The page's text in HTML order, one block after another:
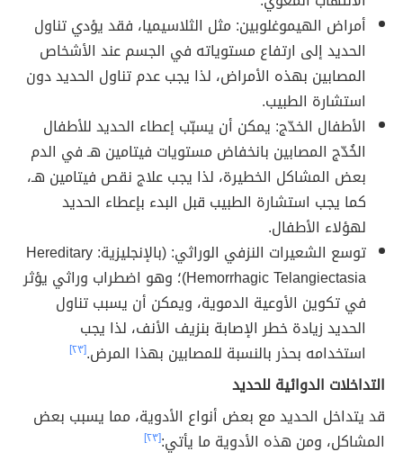
أمراض الهيموغلوبين: مثل الثلاسيميا، فقد يؤدي تناول
الحديد إلى ارتفاع مستوياته في الجسم عند الأشخاص
المصابين بهذه الأمراض، لذا يجب عدم تناول الحديد دون
استشارة الطبيب.
الأطفال الخدّج: يمكن أن يسبّب إعطاء الحديد للأطفال
الخُدّج المصابين بانخفاض مستويات فيتامين هـ في الدم
بعض المشاكل الخطيرة، لذا يجب علاج نقص فيتامين هـ،
كما يجب استشارة الطبيب قبل البدء بإعطاء الحديد
لهؤلاء الأطفال.
توسع الشعيرات النزفي الوراثي: (بالإنجليزية: Hereditary
Hemorrhagic Telangiectasia)؛ وهو اضطراب وراثي يؤثر
في تكوين الأوعية الدموية، ويمكن أن يسبب تناول
الحديد زيادة خطر الإصابة بنزيف الأنف، لذا يجب
استخدامه بحذر بالنسبة للمصابين بهذا المرض.[٢٣]
التداخلات الدوائية للحديد
قد يتداخل الحديد مع بعض أنواع الأدوية، مما يسبب بعض
المشاكل، ومن هذه الأدوية ما يأتي:[٢٣]